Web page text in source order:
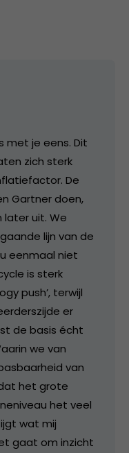
met je eens. Dit
zich sterk
De
Gartner doen,
later uit. We
lijn van de
eenmaal niet
is sterk
push’, terwijl
er
de basis écht
we van
van
het grote
het veel
wat mij
gaat om inzicht